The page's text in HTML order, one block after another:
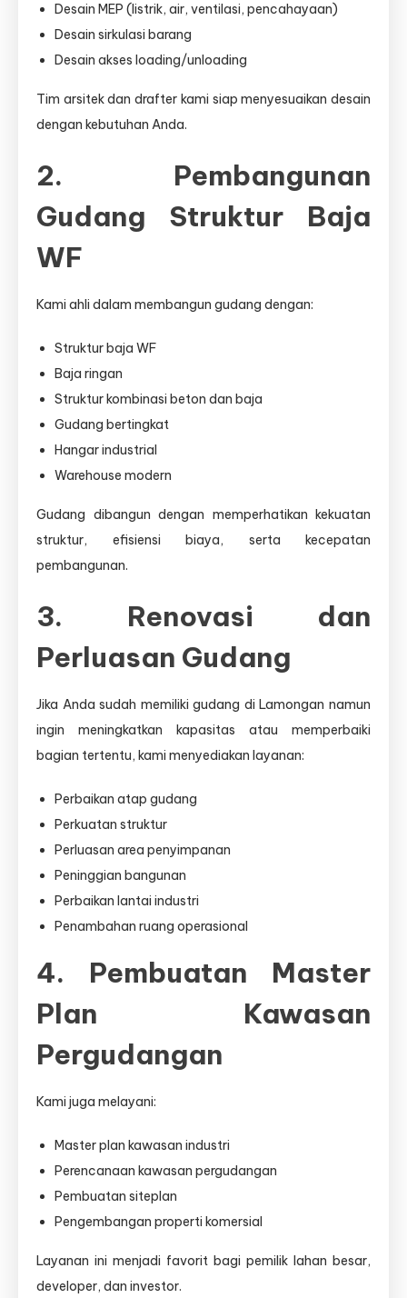
Desain MEP (listrik, air, ventilasi, pencahayaan)
Desain sirkulasi barang
Desain akses loading/unloading
Tim arsitek dan drafter kami siap menyesuaikan desain
dengan kebutuhan Anda.
2. Pembangunan
Gudang Struktur Baja
WF
Kami ahli dalam membangun gudang dengan:
Struktur baja WF
Baja ringan
Struktur kombinasi beton dan baja
Gudang bertingkat
Hangar industrial
Warehouse modern
Gudang dibangun dengan memperhatikan kekuatan
struktur, efisiensi biaya, serta kecepatan
pembangunan.
3. Renovasi dan
Perluasan Gudang
Jika Anda sudah memiliki gudang di Lamongan namun
ingin meningkatkan kapasitas atau memperbaiki
bagian tertentu, kami menyediakan layanan:
Perbaikan atap gudang
Perkuatan struktur
Perluasan area penyimpanan
Peninggian bangunan
Perbaikan lantai industri
Penambahan ruang operasional
4. Pembuatan Master
Plan Kawasan
Pergudangan
Kami juga melayani:
Master plan kawasan industri
Perencanaan kawasan pergudangan
Pembuatan siteplan
Pengembangan properti komersial
Layanan ini menjadi favorit bagi pemilik lahan besar,
developer, dan investor.